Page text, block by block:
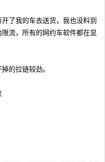
我的车去送货，我也没料到
流，所有的网约车软件都在显
的拉链较劲。